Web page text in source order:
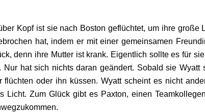
Kopf ist sie nach Boston geflüchtet, um ihre große
hat, indem er mit einer gemeinsamen
denn ihre Mutter ist krank. Eigentlich sollte es für
hat sich nichts daran geändert. Sobald sie Wyatt
oder ihn küssen. Wyatt scheint es nicht
Licht. Zum Glück gibt es Paxton, einen